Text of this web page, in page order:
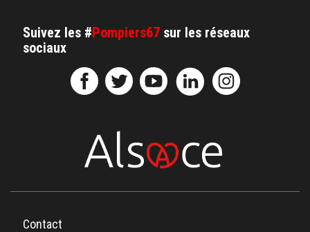
Suivez les #Pompiers67 sur les réseaux
sociaux
Contact